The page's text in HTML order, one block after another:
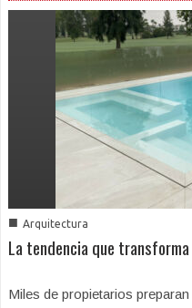
■ Arquitectura
La tendencia que
Miles de propietarios